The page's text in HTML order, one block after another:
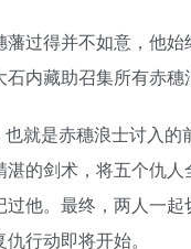
过得并不如意，他
内藏助召集所有赤
就是赤穗浪士讨入
的剑术，将五个仇
他。最终，两人一
行动即将开始。